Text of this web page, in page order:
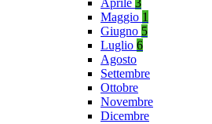
Aprile 3
Maggio 1
Giugno 5
Luglio 6
Agosto
Settembre
Ottobre
Novembre
Dicembre